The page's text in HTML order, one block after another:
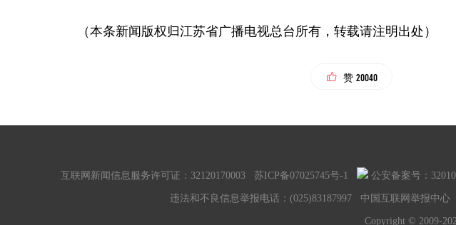
（本条新闻版权归江苏省广播电视总台所有，转载请注明出处）
赞 20040
互联网新闻信息服务许可证：32120170003 苏ICP备07025745号-1 公安备案号：
违法和不良信息举报电话：(025)83187997 中国互联网举报中心
Copyright © 2009-